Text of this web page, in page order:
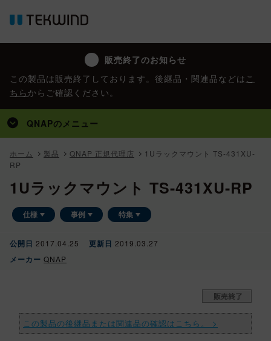
販売終了のお知らせ
この製品は販売終了しております。後継品・関連品などは こ
ちら からご確認ください。
QNAPのメニュー
トップ
かんたん見積
事例
特集
コラム
ホーム 製品 QNAP 正規代理店
1Uラックマウント TS-431XU-
RP
1Uラックマウント TS-431XU-RP
仕様 事例 特集
公開日 2017.04.25 更新日 2019.03.27
メーカー QNAP
この製品の後継品または関連品の確認はこちら。 >